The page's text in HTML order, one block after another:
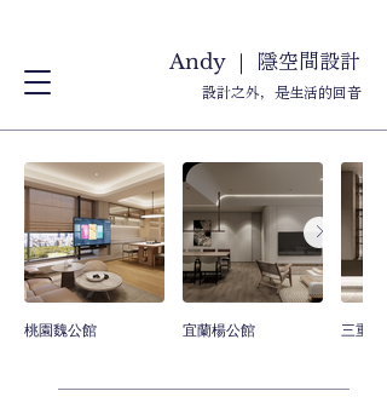
Andy ｜ 隱空間設計
設計之外，是生活的回音
桃園魏公館 宜蘭楊公館 三重